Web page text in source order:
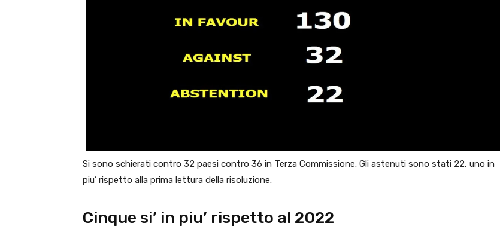
Si sono schierati contro 32 paesi contro 36 in Terza Commissione. Gli astenuti sono stati 22, uno in
piu’ rispetto alla prima lettura della risoluzione.
Cinque si’ in piu’ rispetto al 2022